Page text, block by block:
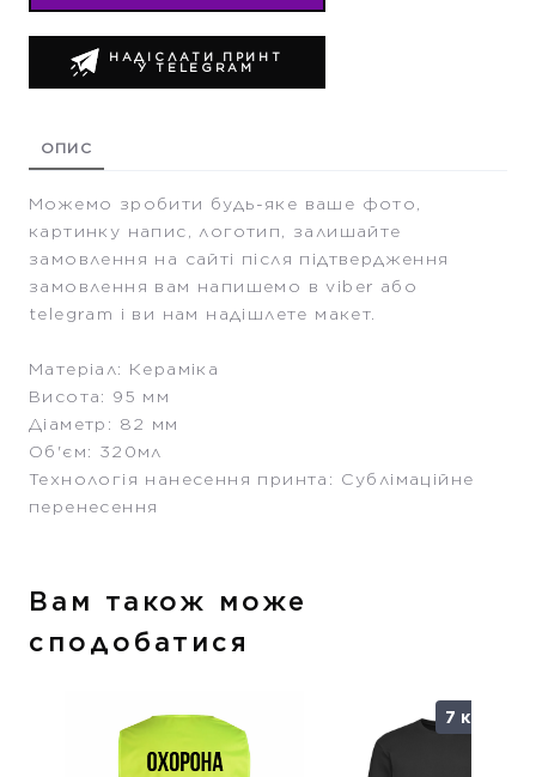
НАДІСЛАТИ ПРИНТ
У TELEGRAM
ОПИС
Можемо зробити будь-яке ваше фото,
картинку напис, логотип, залишайте
замовлення на сайті після підтвердження
замовлення вам напишемо в viber або
telegram і ви нам надішлете макет.
Матеріал: Кераміка
Висота: 95 мм
Діаметр: 82 мм
Об'єм: 320мл
Технологія нанесення принта: Сублімаційне
перенесення
Вам також може
сподобатися
7